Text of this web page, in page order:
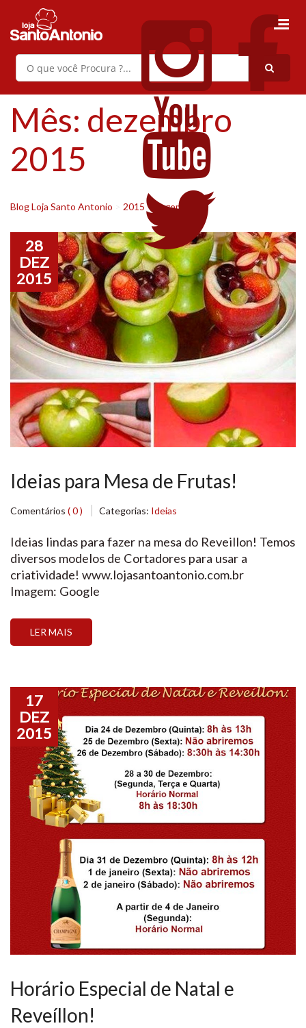
Mês: dezembro
2015
Blog Loja Santo Antonio 2015> dezembro
Ideias para Mesa de Frutas!
Comentários ( 0 ) Categorias: Ideias
Ideias lindas para fazer na mesa do Reveillon! Temos
diversos modelos de Cortadores para usar a
criatividade! www.lojasantoantonio.com.br
Imagem: Google
LER MAIS
28
DEZ
2015
Horário Especial de Natal e
Reveíllon!
17
DEZ
2015